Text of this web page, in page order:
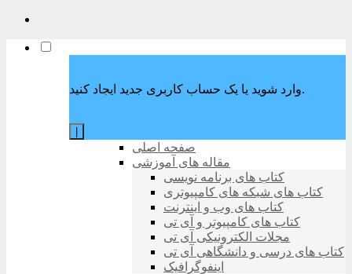
وارد شوید یا یک حساب کاربری جدید ایجاد کنید.
صفحه اصلی
مقاله های آموزشی
کتاب های برنامه نویسی
کتاب های شبکه های کامپیوتری
کتاب های وب و اینترنت
کتاب های کامپیوتر و آی تی
مجلات الکترونیکی آی تی
کتاب های درسی و دانشگاهی آی تی
اینفوگرافیک